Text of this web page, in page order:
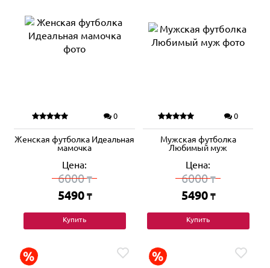
0
Женская футболка Идеальная
мамочка
Цена:
6000₸
5490 ₸
Купить
0
Мужская футболка
Любимый муж
Цена:
6000₸
5490 ₸
Купить